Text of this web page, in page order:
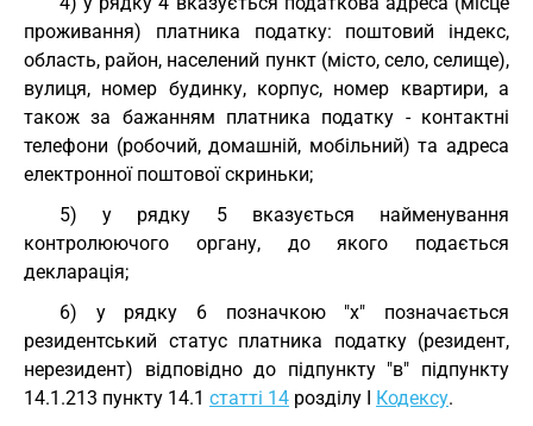
проживання) платника податку: поштовий індекс,
область, район, населений пункт (місто, село, селище),
вулиця, номер будинку, корпус, номер квартири, а
також за бажанням платника податку - контактні
телефони (робочий, домашній, мобільний) та адреса
електронної поштової скриньки;
5) у рядку 5 вказується найменування
контролюючого органу, до якого подається
декларація;
6) у рядку 6 позначкою "х" позначається
резидентський статус платника податку (резидент,
нерезидент) відповідно до підпункту "в" підпункту
14.1.213 пункту 14.1 статті 14 розділу I Кодексу.